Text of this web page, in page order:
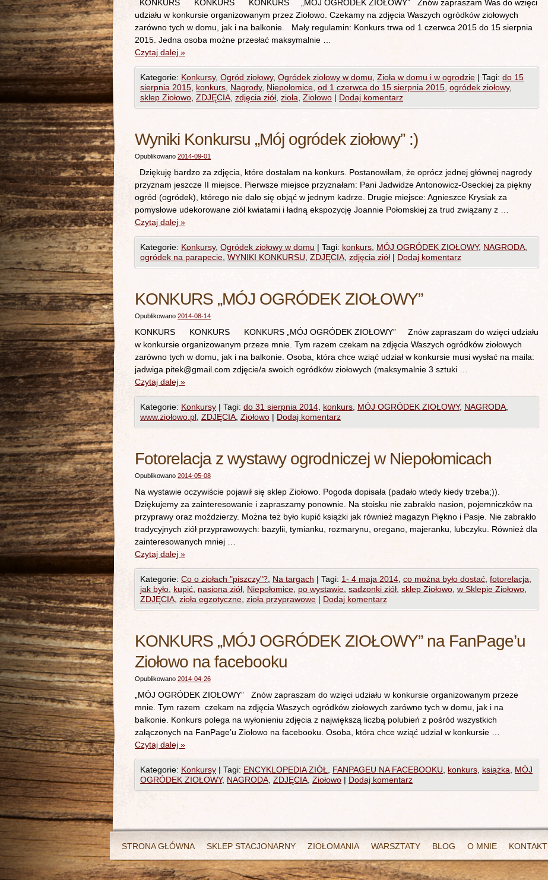
KONKURS KONKURS KONKURS „MÓJ OGRÓDEK ZIOŁOWY” Znów zapraszam Was do wzięci
udziału w konkursie organizowanym przez Ziołowo. Czekamy na zdjęcia Waszych ogródków ziołowych
zarówno tych w domu, jak i na balkonie. Mały regulamin: Konkurs trwa od 1 czerwca 2015 do 15 sierpnia
2015. Jedna osoba możne przesłać maksymalnie …
Czytaj dalej »
Kategorie: Konkursy, Ogród ziołowy, Ogródek ziołowy w domu Zioła w domu i w ogrodzie | Tagi: do 15
sierpnia 2015 konkurs Nagrody, Niepołomice od 1 czerwca do 15 sierpnia 2015 ogródek ziołowy,
sklep Ziołowo ZDJĘCIA zdjęcia ziół zioła Ziołowo | Dodaj komentarz
Wyniki Konkursu „Mój ogródek ziołowy” :)
Opublikowano 2014-09-01
Dziękuję bardzo za zdjęcia, które dostałam na konkurs. Postanowiłam, że oprócz jednej głównej nagrody
przyznam jeszcze II miejsce. Pierwsze miejsce przyznałam: Pani Jadwidze Antonowicz-Oseckiej za piękny
ogród (ogródek), którego nie dało się objąć w jednym kadrze. Drugie miejsce: Agnieszce Krysiak za
pomysłowe udekorowane ziół kwiatami i ładną ekspozycję Joannie Połomskiej za trud związany z …
Czytaj dalej »
Kategorie: Konkursy, Ogródek ziołowy w domu | Tagi: konkurs MÓJ OGRÓDEK ZIOŁOWY, NAGRODA
ogródek na parapecie WYNIKI KONKURSU ZDJĘCIA zdjęcia ziół | Dodaj komentarz
KONKURS „MÓJ OGRÓDEK ZIOŁOWY”
Opublikowano 2014-08-14
KONKURS KONKURS KONKURS „MÓJ OGRÓDEK ZIOŁOWY” Znów zapraszam do wzięci udziału
w konkursie organizowanym przeze mnie. Tym razem czekam na zdjęcia Waszych ogródków ziołowych
zarówno tych w domu, jak i na balkonie. Osoba, która chce wziąć udział w konkursie musi wysłać na maila:
jadwiga.pitek@gmail.com zdjęcie/a swoich ogródków ziołowych (maksymalnie 3 sztuki …
Czytaj dalej »
Kategorie: Konkursy | Tagi: do 31 sierpnia 2014 konkurs MÓJ OGRÓDEK ZIOŁOWY, NAGRODA
www.ziołowo.pl ZDJĘCIA Ziołowo | Dodaj komentarz
Fotorelacja z wystawy ogrodniczej w Niepołomicach
Opublikowano 2014-05-08
Na wystawie oczywiście pojawił się sklep Ziołowo. Pogoda dopisała (padało wtedy kiedy trzeba;)).
Dziękujemy za zainteresowanie i zapraszamy ponownie. Na stoisku nie zabrakło nasion, pojemniczków na
przyprawy oraz moździerzy. Można też było kupić książki jak również magazyn Piękno i Pasje. Nie zabrakło
tradycyjnych ziół przyprawowych: bazylii, tymianku, rozmarynu, oregano, majeranku, lubczyku. Również dla
zainteresowanych mniej …
Czytaj dalej »
Kategorie: Co o ziołach "piszczy"? Na targach | Tagi: 1- 4 maja 2014 co można było dostać fotorelacja
jak było kupić nasiona ziół Niepołomice po wystawie sadzonki ziół sklep Ziołowo w Sklepie Ziołowo
ZDJĘCIA zioła egzotyczne zioła przyprawowe | Dodaj komentarz
KONKURS „MÓJ OGRÓDEK ZIOŁOWY” na FanPage’u
Ziołowo na facebooku
Opublikowano 2014-04-26
„MÓJ OGRÓDEK ZIOŁOWY” Znów zapraszam do wzięci udziału w konkursie organizowanym przeze
mnie. Tym razem czekam na zdjęcia Waszych ogródków ziołowych zarówno tych w domu, jak i na
balkonie. Konkurs polega na wyłonieniu zdjęcia z największą liczbą polubień z pośród wszystkich
załączonych na FanPage’u Ziołowo na facebooku. Osoba, która chce wziąć udział w konkursie …
Czytaj dalej »
Kategorie: Konkursy | Tagi: ENCYKLOPEDIA ZIÓŁ FANPAGEU NA FACEBOOKU konkurs książka
MÓJ
OGRÓDEK ZIOŁOWY, NAGRODA ZDJĘCIA Ziołowo | Dodaj komentarz
STRONA GŁÓWNA SKLEP STACJONARNY ZIOŁOMANIA WARSZTATY BLOG O MNIE KONTAKT